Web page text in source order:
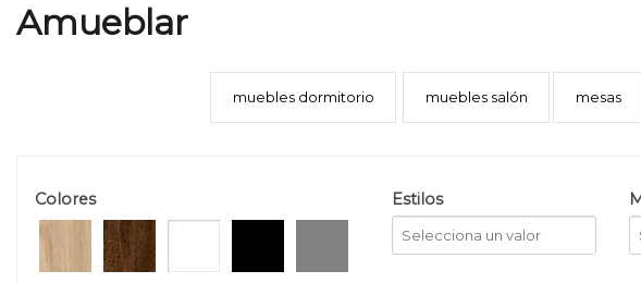
Amueblar
muebles dormitorio muebles salón mesas
Colores Estilos